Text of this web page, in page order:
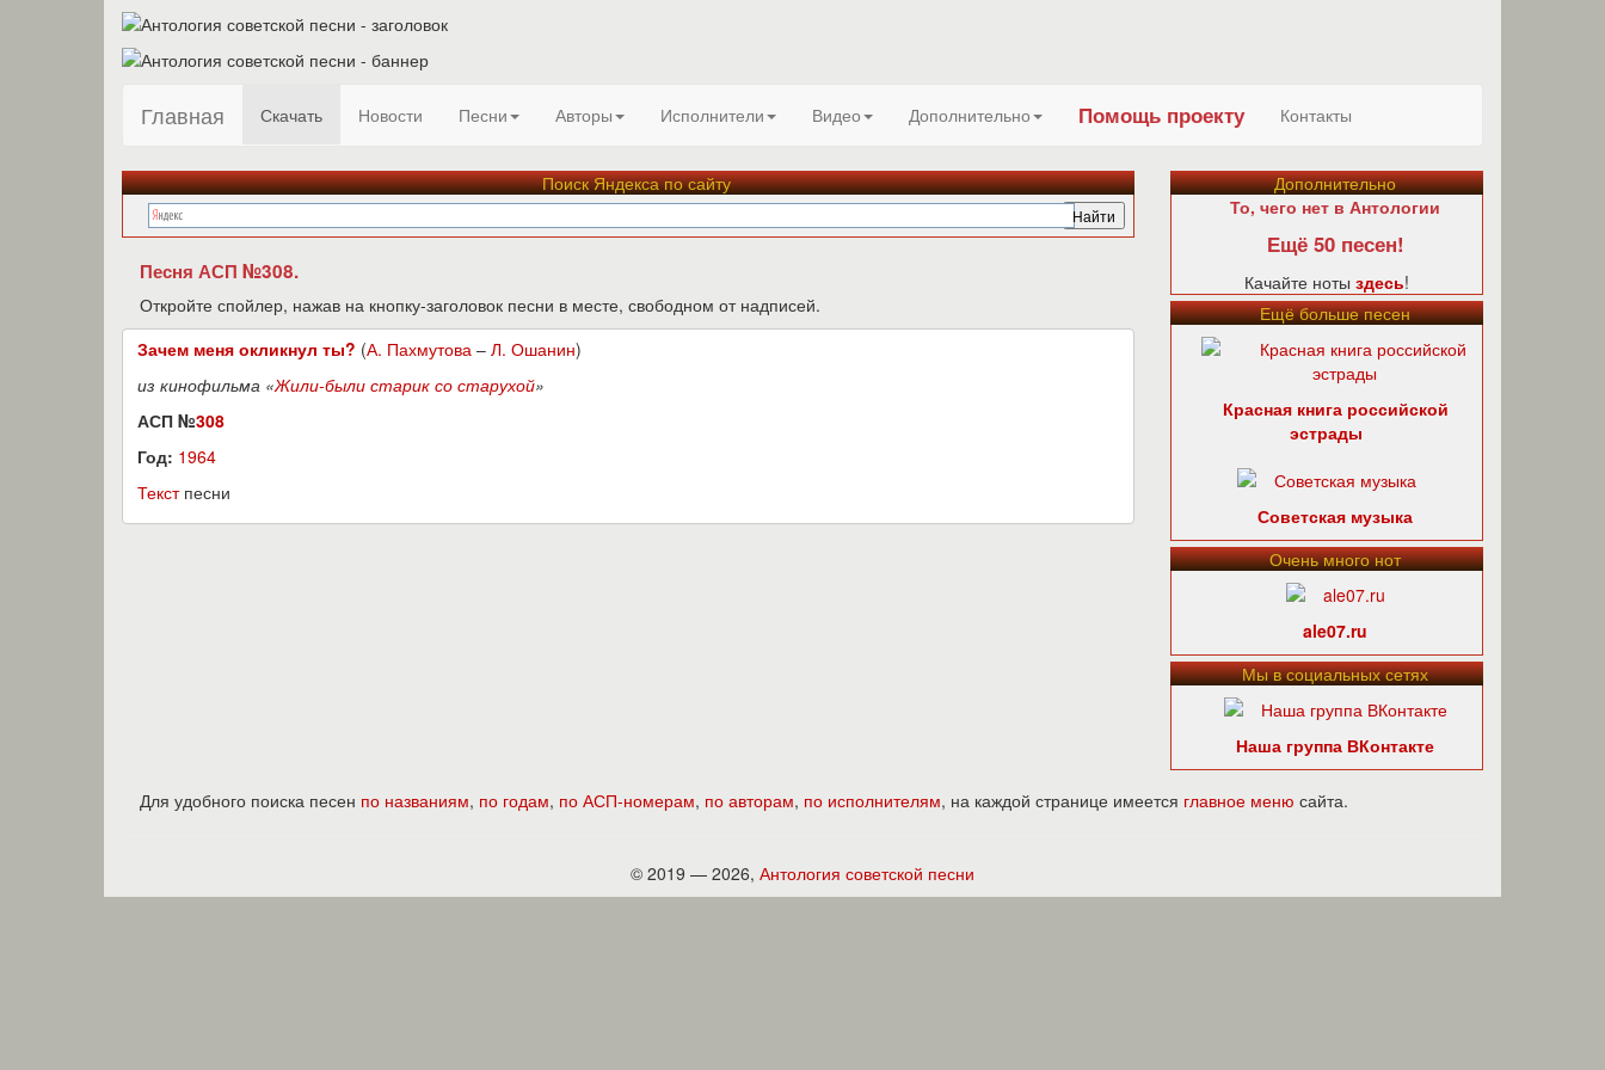
Главная Скачать Новости Песни Авторы Исполнители Видео Дополнительно Помощь проекту Контакты
Поиск Яндекса по сайту
Песня АСП №308.
Откройте спойлер, нажав на кнопку-заголовок песни в месте, свободном от надписей.
Зачем меня окликнул ты? (А. Пахмутова – Л. Ошанин)
из кинофильма «Жили-были старик со старухой»
АСП №308
Год: 1964
Текстпесни
Дополнительно
То, чего нет в Антологии
Ещё 50 песен!
Качайте ноты здесь!
Ещё больше песен
Красная книга российской
эстрады
Советская музыка
Очень много нот
ale07.ru
Мы в социальных сетях
Наша группа ВКонтакте
Для удобного поиска песен по названиям, по годам, по АСП-номерам, по авторам, по исполнителям, на каждой странице имеется главное меню сайта.
© 2019 — 2026, Антология советской песни